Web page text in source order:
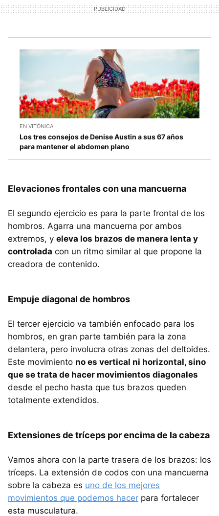
EN VITÓNICA
Los tres consejos de Denise Austin a sus 67 años
para mantener el abdomen plano
Elevaciones frontales con una mancuerna
El segundo ejercicio es para la parte frontal de los
hombros. Agarra una mancuerna por ambos
extremos, y eleva los brazos de manera lenta y
controlada con un ritmo similar al que propone la
creadora de contenido.
Empuje diagonal de hombros
El tercer ejercicio va también enfocado para los
hombros, en gran parte también para la zona
delantera, pero involucra otras zonas del deltoides.
Este movimiento no es vertical ni horizontal, sino
que se trata de hacer movimientos diagonales
desde el pecho hasta que tus brazos queden
totalmente extendidos.
Extensiones de tríceps por encima de la cabeza
Vamos ahora con la parte trasera de los brazos: los
tríceps. La extensión de codos con una mancuerna
sobre la cabeza es uno de los mejores
movimientos que podemos hacer para fortalecer
esta musculatura.